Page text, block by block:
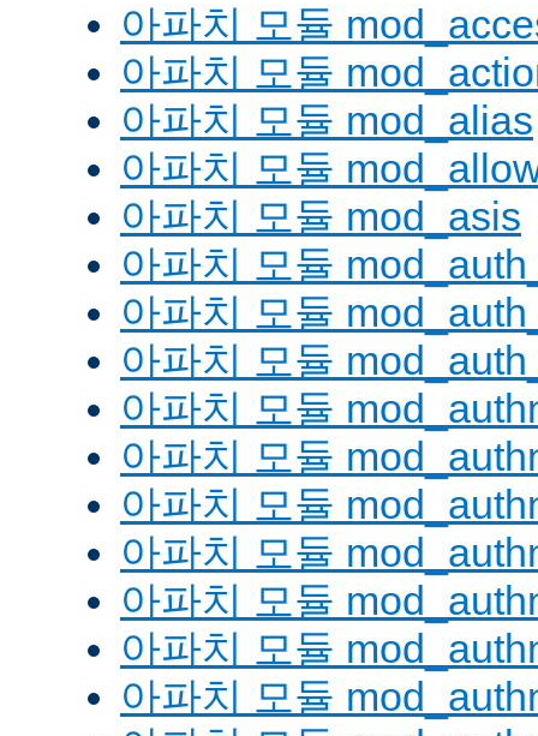
아파치 모듈
아파치 모듈
아파치 모듈 mod_alias
아파치 모듈
아파치 모듈 mod_asis
아파치 모듈
아파치 모듈
아파치 모듈
아파치 모듈
아파치 모듈
아파치 모듈
아파치 모듈
아파치 모듈
아파치 모듈
아파치 모듈